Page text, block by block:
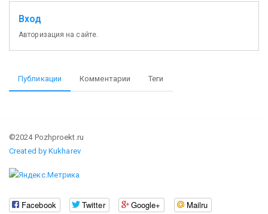
Вход
Авторизация на сайте.
Публикации Комментарии Теги
©2024 Pozhproekt.ru
Created by Kukharev
Facebook Twitter Google+ Mailru